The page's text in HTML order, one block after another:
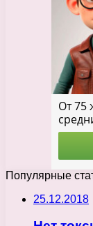
Популярные
25.12.2018